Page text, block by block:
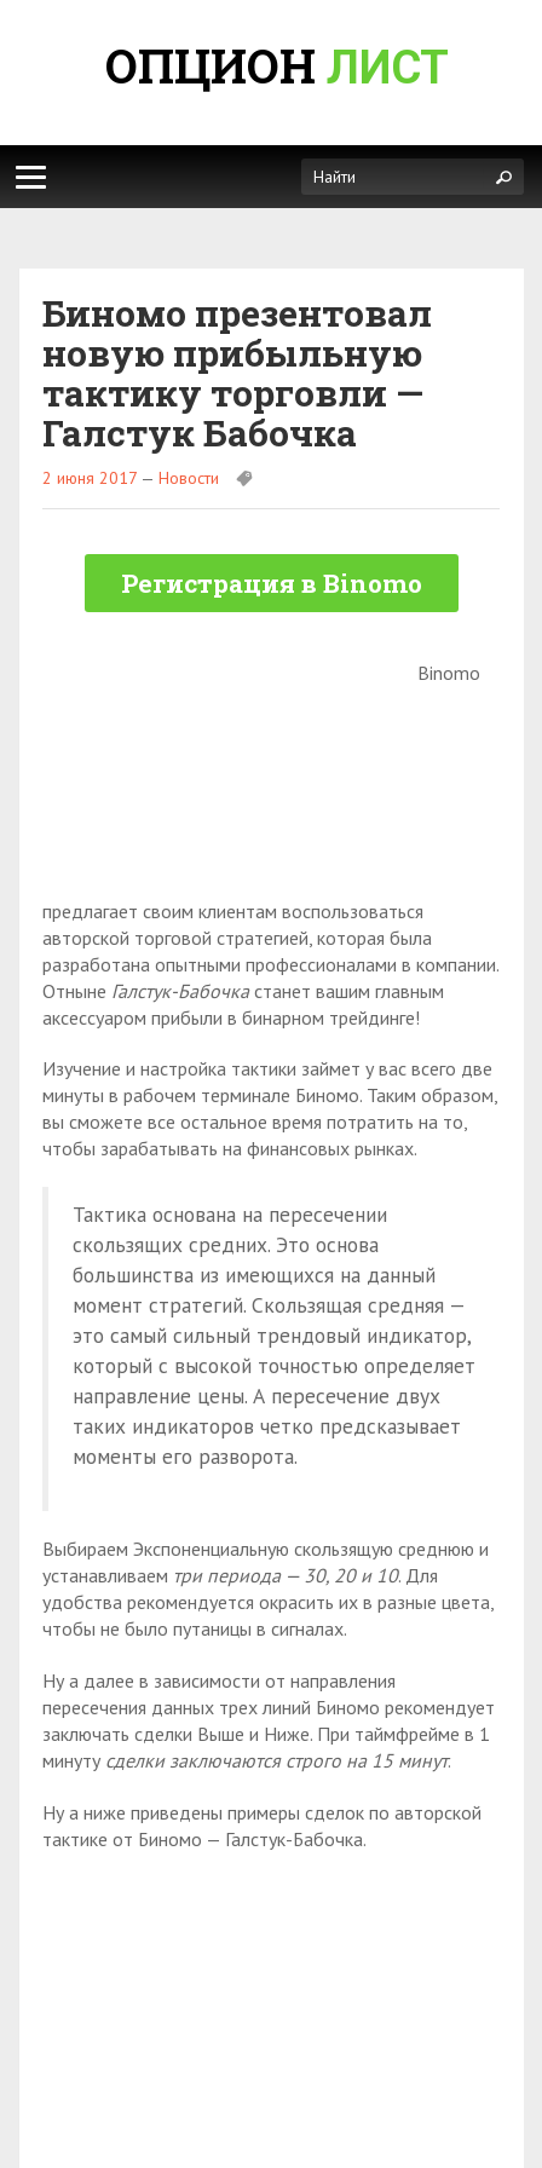
ОПЦИОН ЛИСТ
Биномо презентовал
новую прибыльную
тактику торговли —
Галстук Бабочка
2 июня 2017 — Новости
Регистрация в Binomo
Binomo
предлагает своим клиентам воспользоваться
авторской торговой стратегией, которая была
разработана опытными профессионалами в компании.
Отныне Галстук-Бабочкастанет вашим главным
аксессуаром прибыли в бинарном трейдинге!
Изучение и настройка тактики займет у вас всего две
минуты в рабочем терминале Биномо. Таким образом,
вы сможете все остальное время потратить на то,
чтобы зарабатывать на финансовых рынках.
Тактика основана на пересечении
скользящих средних. Это основа
большинства из имеющихся на данный
момент стратегий. Скользящая средняя —
это самый сильный трендовый индикатор,
который с высокой точностью определяет
направление цены. А пересечение двух
таких индикаторов четко предсказывает
моменты его разворота.
Выбираем Экспоненциальную скользящую среднюю и
устанавливаем три периода — 30, 20 и 10. Для
удобства рекомендуется окрасить их в разные цвета,
чтобы не было путаницы в сигналах.
Ну а далее в зависимости от направления
пересечения данных трех линий Биномо рекомендует
заключать сделки Выше и Ниже. При таймфрейме в 1
минуту сделки заключаются строго на 15 минут.
Ну а ниже приведены примеры сделок по авторской
тактике от Биномо — Галстук-Бабочка.